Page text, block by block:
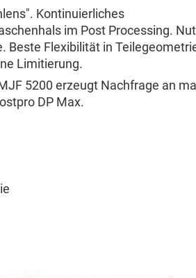
Kontinuierliches
im Post Processing.
Beste Flexibilität in
Limitierung.
5200 erzeugt Nachfrage an
DP Max.